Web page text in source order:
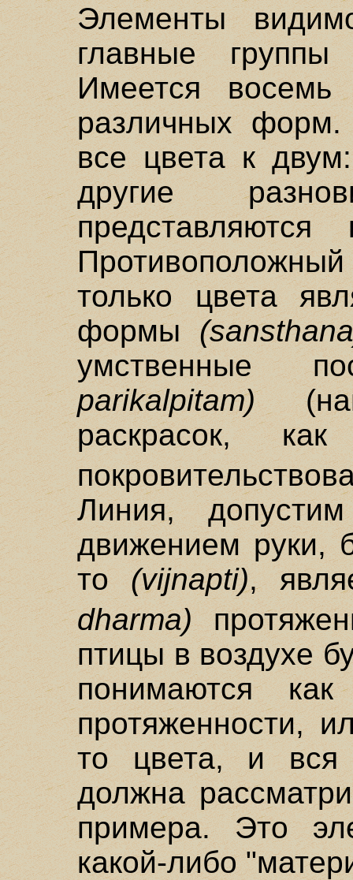
Элементы
главные
Имеется восемь
различных форм.
все цвета к
другие
только цвета
формы
умственные
parikalpitam)
раскрасок,
Линия,
движением руки,
то(vijnapti),
dharma)
птицы в воздухе
понимаются
протяженности,
то цвета, и вся
должна
примера. Это
какой-либо